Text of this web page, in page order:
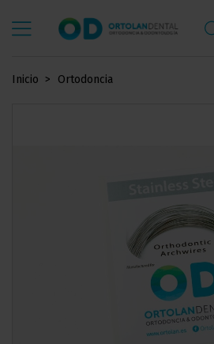
Inicio Ortodoncia